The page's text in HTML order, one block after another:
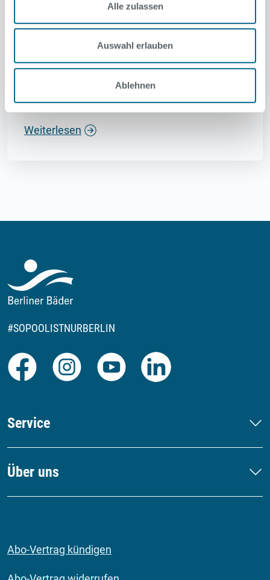
Alle zulassen
Auswahl erlauben
Ablehnen
Warmbecken der Sauna muss noch
gefliest werden
17. Oktober 2025
Altes Kaltbecken wurde entfernt, neues Warmbecken
wurde aus Beton neu aufgebaut
Weiterlesen
#SOPOOLISTNURBERLIN
Facebook Instagram Youtube
Service
Über uns
Abo-Vertrag kündigen